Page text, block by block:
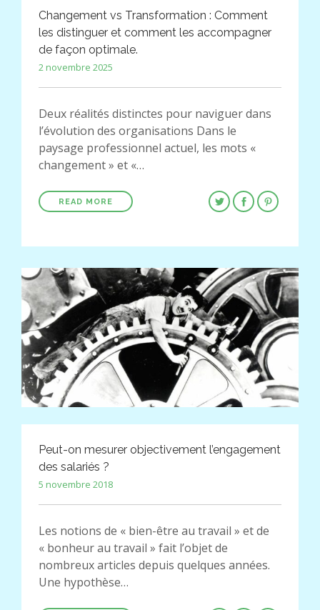
Changement vs Transformation : Comment
les distinguer et comment les accompagner
de façon optimale.
2 novembre 2025
Deux réalités distinctes pour naviguer dans
l’évolution des organisations Dans le
paysage professionnel actuel, les mots «
changement » et «…
READ MORE
Peut-on mesurer objectivement l’engagement
des salariés ?
5 novembre 2018
Les notions de « bien-être au travail » et de
« bonheur au travail » fait l’objet de
nombreux articles depuis quelques années.
Une hypothèse…